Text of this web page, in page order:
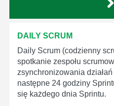
DAILY SCRUM
Daily Scrum (codzienny
spotkanie zespołu
zsynchronizowania
następne 24 godziny
się każdego dnia Sprintu.